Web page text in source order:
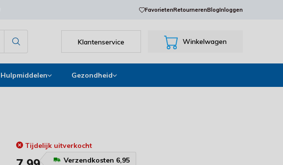
FavorietenRetournerenBlogInloggen
Klantenservice Winkelwagen
Hulpmiddelen Gezondheid
Tijdelijk uitverkocht
Verzendkosten 6,95